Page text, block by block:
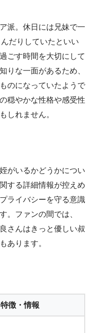
派。休日には兄妹で一
だりしていたといい
ごす時間を大切にして
りな一面があるため、
のになっていたようで
穏やかな性格や感受性
しれません。
がいるかどうかについ
する詳細情報が控えめ
ライバシーを守る意識
。ファンの間では、
さんはきっと優しい叔
あります。
特徴・情報